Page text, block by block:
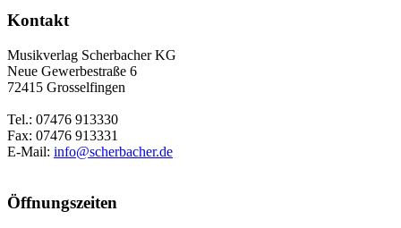
Kontakt
Musikverlag Scherbacher KG
Neue Gewerbestraße 6
72415 Grosselfingen
Tel.: 07476 913330
Fax: 07476 913331
E-Mail: info@scherbacher.de
Öffnungszeiten